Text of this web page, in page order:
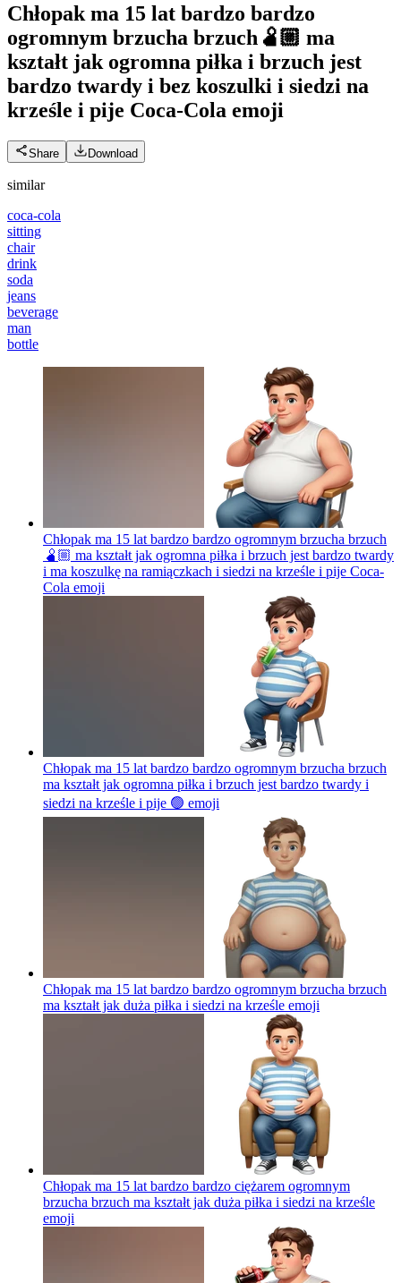
Chłopak ma 15 lat bardzo bardzo
ogromnym brzucha brzuch🫄🏼 ma
kształt jak ogromna piłka i brzuch jest
bardzo twardy i bez koszulki i siedzi na
krześle i pije Coca-Cola emoji
Share Download
similar
coca-cola
sitting
chair
drink
soda
jeans
beverage
man
bottle
Chłopak ma 15 lat bardzo bardzo ogromnym brzucha brzuch
🫄🏼 ma kształt jak ogromna piłka i brzuch jest bardzo twardy
i ma koszulkę na ramiączkach i siedzi na krześle i pije Coca-
Cola emoji
Chłopak ma 15 lat bardzo bardzo ogromnym brzucha brzuch
ma kształt jak ogromna piłka i brzuch jest bardzo twardy i
siedzi na krześle i pije 🟢 emoji
Chłopak ma 15 lat bardzo bardzo ogromnym brzucha brzuch
ma kształt jak duża piłka i siedzi na krześle emoji
Chłopak ma 15 lat bardzo bardzo ciężarem ogromnym
brzucha brzuch ma kształt jak duża piłka i siedzi na krześle
emoji